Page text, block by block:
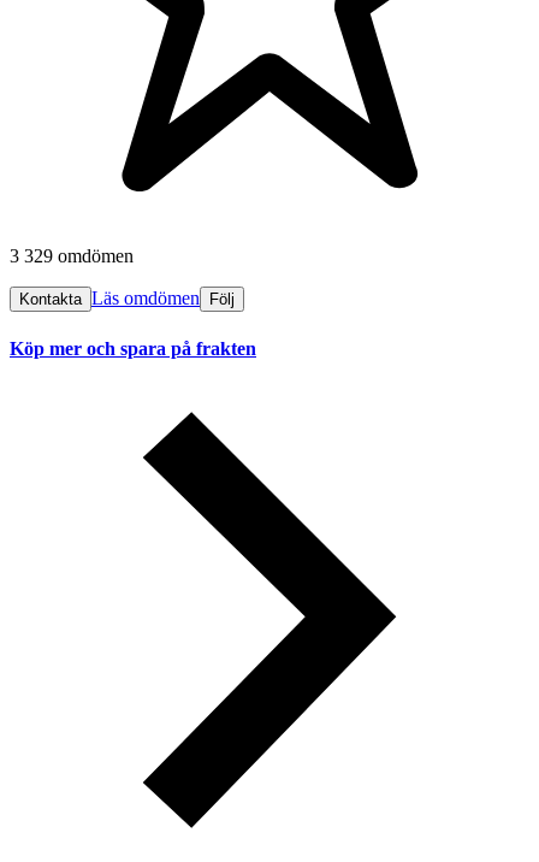
3 329 omdömen
Kontakta Läs omdömen Följ
Köp mer och spara på frakten